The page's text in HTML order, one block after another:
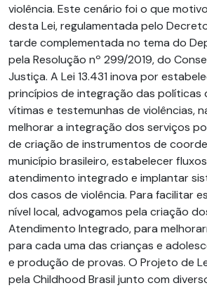
violência. Este cenário foi o que
desta Lei, regulamentada pelo
tarde complementada no tema do
pela Resolução nº 299/2019, do
Justiça. A Lei 13.431 inova por
princípios de integração das políticas
vítimas e testemunhas de violências,
melhorar a integração dos serviços
de criação de instrumentos de
município brasileiro, estabelecer
atendimento integrado e implantar
dos casos de violência. Para facilitar
nível local, advogamos pela criação
Atendimento Integrado, para
para cada uma das crianças e
e produção de provas. O Projeto de
pela Childhood Brasil junto com